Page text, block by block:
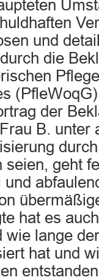
und
die
der
B. unter
seien, geht
hat es
wie lange
hat und